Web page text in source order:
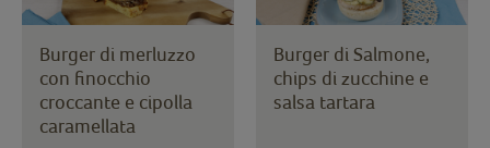
Burger di merluzzo
con finocchio
croccante e cipolla
caramellata
Burger di Salmone,
chips di zucchine e
salsa tartara